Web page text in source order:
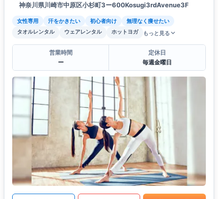
神奈川県川崎市中原区小杉町3ー600Kosugi3rdAvenue3F
女性専用 汗をかきたい 初心者向け
無理なく痩せたい
タオルレンタル
ウェアレンタル ホットヨガ もっと見る
営業時間
ー
定休日
毎週金曜日